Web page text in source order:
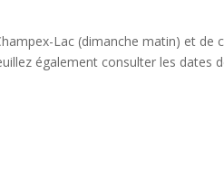
Lac (dimanche matin) et de
également consulter les dates